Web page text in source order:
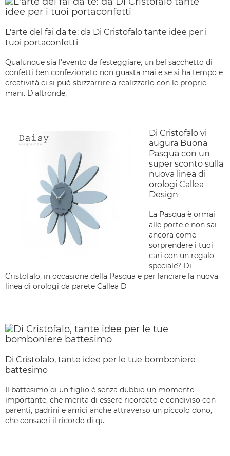
L'arte del fai da te: da Di Cristofalo tante idee per i
tuoi portaconfetti
Qualunque sia l'evento da festeggiare, un bel sacchetto di
confetti ben confezionato non guasta mai e se si ha tempo e
creatività ci si può sbizzarrire a realizzarlo con le proprie
mani. D'altronde,
Di Cristofalo vi
augura Buona
Pasqua con un
super sconto sulla
nuova linea di
orologi Callea
Design
La Pasqua è ormai
alle porte e non sai
ancora come
sorprendere i tuoi
cari con un regalo
speciale? Di
Cristofalo, in occasione della Pasqua e per lanciare la nuova
linea di orologi da parete Callea D
Di Cristofalo, tante idee per le tue bomboniere
battesimo
Il battesimo di un figlio è senza dubbio un momento
importante, che merita di essere ricordato e condiviso con
parenti, padrini e amici anche attraverso un piccolo dono,
che consacri il ricordo di qu